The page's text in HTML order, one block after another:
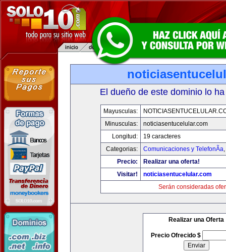
El dueño de este dominio lo
Mayusculas:
Minusculas:
noticiasentucelular.com
Longitud:
19 caracteres
Categorias:
Comunicaciones y TelefonÃ­a,
Precio:
Realizar una oferta!
Visitar!
noticiasentucelular.com
Serán consideradas
Realizar una Oferta
Precio Ofrecido $